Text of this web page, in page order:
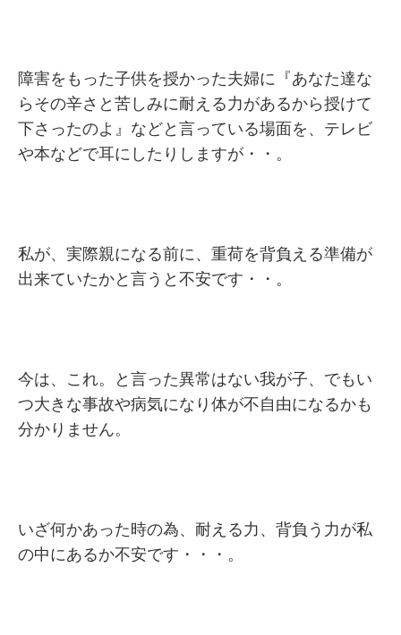
障害をもった子供を授かった夫婦に『あなた達な
らその辛さと苦しみに耐える力があるから授けて
下さったのよ』などと言っている場面を、テレビ
や本などで耳にしたりしますが・・。
私が、実際親になる前に、重荷を背負える準備が
出来ていたかと言うと不安です・・。
今は、これ。と言った異常はない我が子、でもい
つ大きな事故や病気になり体が不自由になるかも
分かりません。
いざ何かあった時の為、耐える力、背負う力が私
の中にあるか不安です・・・。